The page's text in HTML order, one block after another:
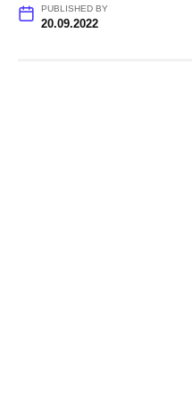
PUBLISHED BY
20.09.2022